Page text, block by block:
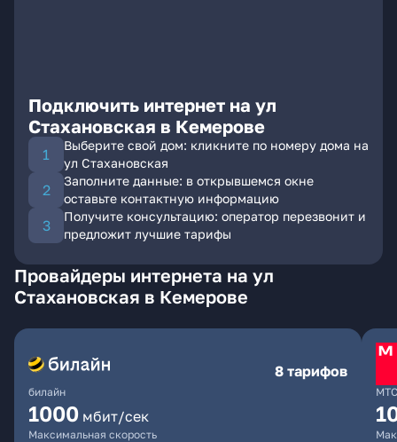
Подключить интернет на ул
Стахановская в Кемерове
Выберите свой дом: кликните по номеру дома на
ул Стахановская
Заполните данные: в открывшемся окне
оставьте контактную информацию
Получите консультацию: оператор перезвонит и
предложит лучшие тарифы
Провайдеры интернета на ул
Стахановская в Кемерове
билайн
8 тарифов
1000 мбит/сек
Максимальная скорость
МТС